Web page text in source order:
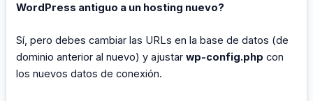
WordPress antiguo a un hosting nuevo?
Sí, pero debes cambiar las URLs en la base de datos (de
dominio anterior al nuevo) y ajustarwp-config.php con
los nuevos datos de conexión.